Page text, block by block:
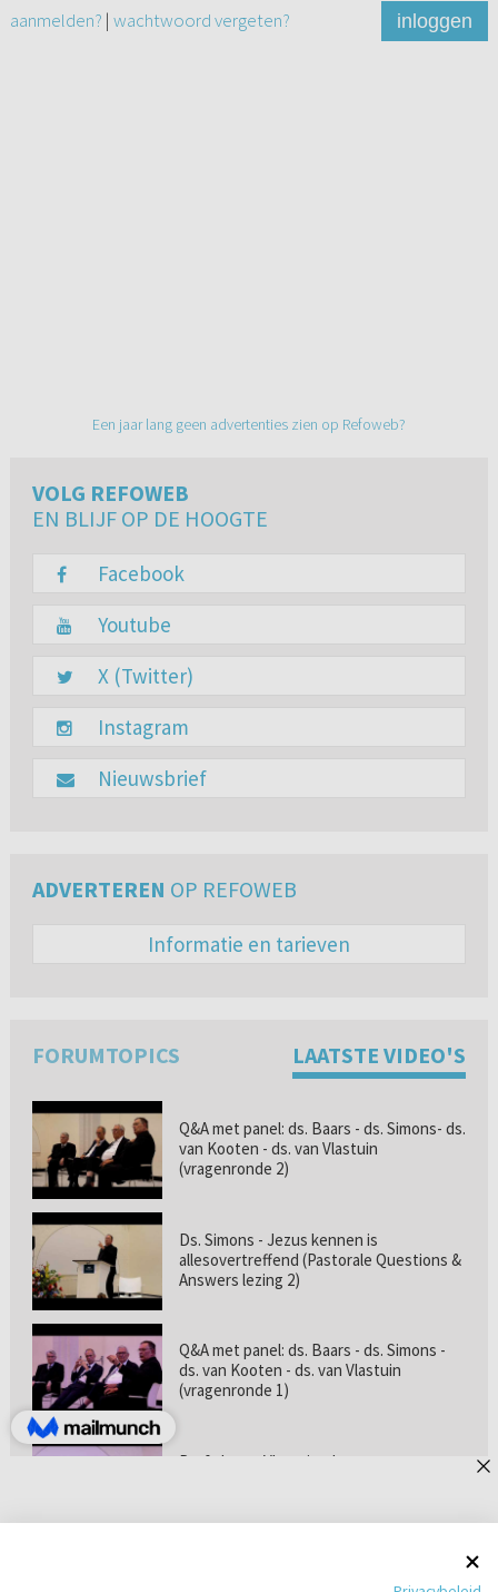
aanmelden? | wachtwoord vergeten? inloggen
Een jaar lang geen advertenties zien op Refoweb?
VOLG REFOWEB
EN BLIJF OP DE HOOGTE
Facebook
Youtube
X (Twitter)
Instagram
Nieuwsbrief
ADVERTEREN OP REFOWEB
Informatie en tarieven
FORUMTOPICS LAATSTE VIDEO'S
Q&A met panel: ds. Baars - ds. Simons- ds.
van Kooten - ds. van Vlastuin
(vragenronde 2)
Ds. Simons - Jezus kennen is
allesovertreffend (Pastorale Questions &
Answers lezing 2)
Q&A met panel: ds. Baars - ds. Simons -
ds. van Kooten - ds. van Vlastuin
(vragenronde 1)
Prof. dr. van Vlastuin - Is